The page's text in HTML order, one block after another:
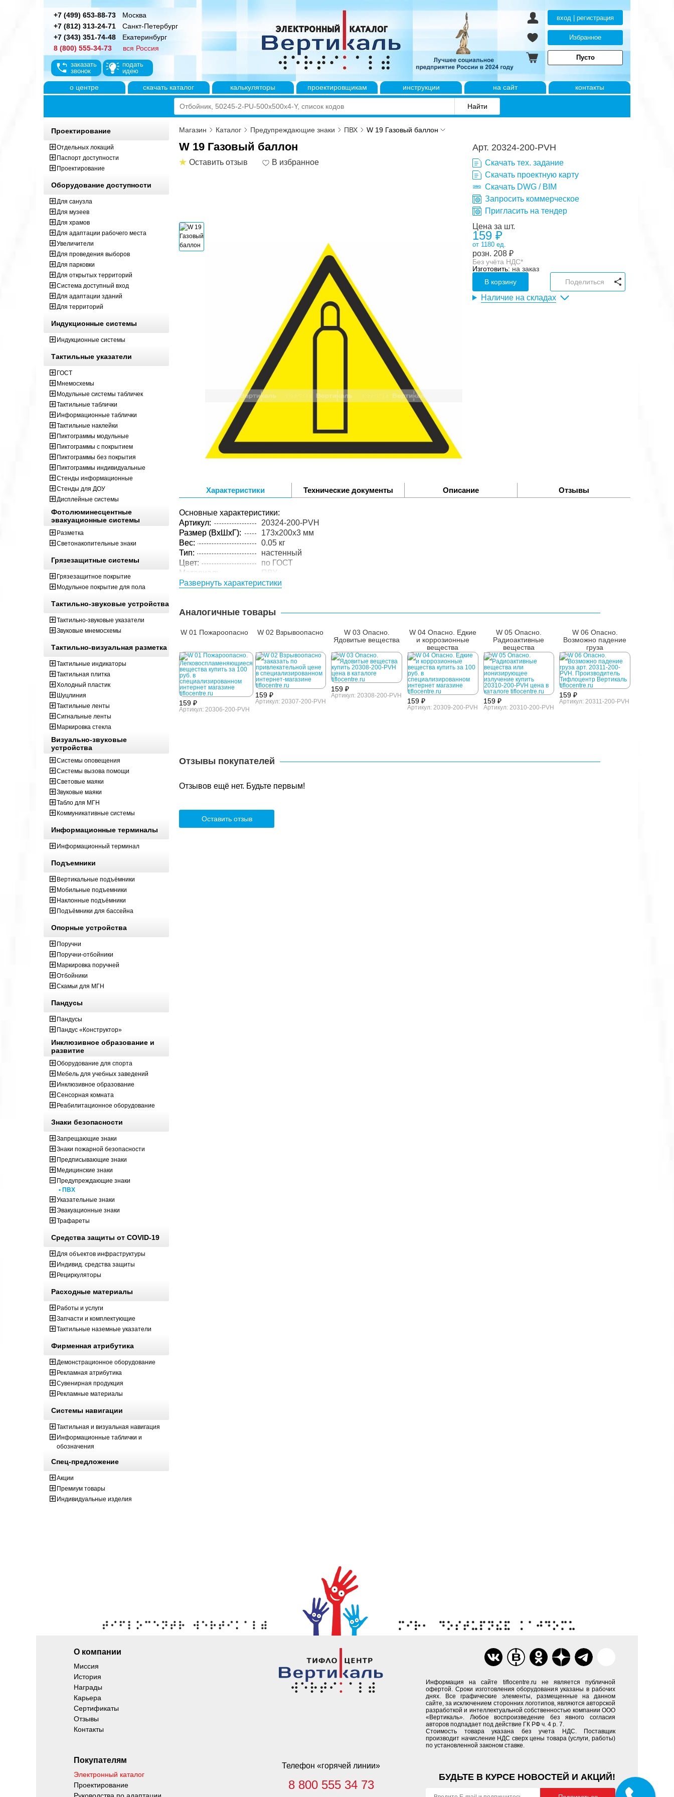
+7 (499) 653-88-73
Москва
+7 (812) 313-24-71
Санкт-Петербург
+7 (343) 351-74-48
Екатеринбург
8 (800) 555-34-73
вся Россия
заказать
звонок
подать
идею
вход | регистрация
Избранное
Пусто
о центре скачать каталог калькуляторы проектировщикам инструкции на сайт контакты
Магазин Каталог Предупреждающие знаки ПВХ W 19 Газовый баллон
W 19 Газовый баллон
Оставить отзыв
Арт. 20324-200-PVH
Скачать тех. задание
Скачать проектную карту
Скачать DWG / BIM
Запросить коммерческое
Пригласить на тендер
Цена за шт.
159 ₽
от 1180 ед.
розн. 208 ₽
Без учёта НДС*
Изготовить: на заказ
В корзину
Поделиться
Наличие на складах
Характеристики Технические документы Описание Отзывы
Основные характеристики:
Артикул:
20324-200-PVH
Размер (ВxШxГ):
173x200x3 мм
Вес:
0.05 кг
Тип:
настенный
Цвет:
по ГОСТ
Материал:
ПВХ
Толщина:
3 мм
Размер (ВxШxГ):
178x205x6 мм
Вес:
0.1 кг
Кол-во изделий в
Развернуть характеристики
Аналогичные товары
W 01 Пожароопасно
159 ₽
Артикул: 20306-200-PVH
W 02 Взрывоопасно
159 ₽
Артикул: 20307-200-PVH
W 03 Опасно.
Ядовитые вещества
159 ₽
Артикул: 20308-200-PVH
W 04 Опасно. Едкие
и коррозионные
вещества
159 ₽
Артикул: 20309-200-PVH
W 05 Опасно.
Радиоактивные
вещества
159 ₽
Артикул: 20310-200-PVH
W 06 Опасно.
Возможно падение
груза
159 ₽
Артикул: 20311-200-PVH
Отзывы покупателей
Отзывов ещё нет. Будьте первым!
Оставить отзыв
Проектирование
Отдельных локаций
Паспорт доступности
Проектирование
Оборудование доступности
Для санузла
Для музеев
Для храмов
Для адаптации рабочего места
Увеличители
Для проведения выборов
Для парковки
Для открытых территорий
Система доступный вход
Для адаптации зданий
Для территорий
Индукционные системы
Индукционные системы
Тактильные указатели
ГОСТ
Мнемосхемы
Модульные системы табличек
Тактильные таблички
Информационные таблички
Тактильные наклейки
Пиктограммы модульные
Пиктограммы с покрытием
Пиктограммы без покрытия
Пиктограммы индивидуальные
Стенды информационные
Стенды для ДОУ
Дисплейные системы
Фотолюминесцентные
эвакуационные системы
Разметка
Светонакопительные знаки
Грязезащитные системы
Грязезащитное покрытие
Модульное покрытие для пола
Тактильно-звуковые устройства
Тактильно-звуковые указатели
Звуковые мнемосхемы
Тактильно-визуальная разметка
Тактильные индикаторы
Тактильная плитка
Холодный пластик
Шуцлиния
Тактильные ленты
Сигнальные ленты
Маркировка стекла
Визуально-звуковые
устройства
Системы оповещения
Системы вызова помощи
Световые маяки
Звуковые маяки
Табло для МГН
Коммуникативные системы
Информационные терминалы
Информационный терминал
Подъемники
Вертикальные подъёмники
Мобильные подъемники
Наклонные подъёмники
Подъёмники для бассейна
Опорные устройства
Поручни
Поручни-отбойники
Маркировка поручней
Отбойники
Скамьи для МГН
Пандусы
Пандусы
Пандус «Конструктор»
Инклюзивное образование и
развитие
Оборудование для спорта
Мебель для учебных заведений
Инклюзивное образование
Сенсорная комната
Реабилитационное оборудование
Знаки безопасности
Запрещающие знаки
Знаки пожарной безопасности
Предписывающие знаки
Медицинские знаки
Предупреждающие знаки
• ПВХ
Указательные знаки
Эвакуационные знаки
Трафареты
Средства защиты от COVID-19
Для объектов инфраструктуры
Индивид. средства защиты
Рециркуляторы
Расходные материалы
Работы и услуги
Запчасти и комплектующие
Тактильные наземные указатели
Фирменная атрибутика
Демонстрационное оборудование
Рекламная атрибутика
Сувенирная продукция
Рекламные материалы
Системы навигации
Тактильная и визуальная навигация
Информационные таблички и
обозначения
Спец-предложение
Акции
Премиум товары
Индивидуальные изделия
О компании
Миссия
История
Награды
Карьера
Сертификаты
Отзывы
Контакты
Информация на сайте tiflocentre.ru не является публичной
офертой. Сроки изготовления оборудования указаны в рабочих
днях. Все графические элементы, размещенные на данном
сайте, за исключением сторонних логотипов, являются авторской
разработкой и интеллектуальной собственностью компании ООО
«Вертикаль». Любое воспроизведение без явного согласия
авторов подпадает под действие ГК РФ ч. 4 р. 7.
Стоимость товара указана без учета НДС. Поставщик
производит начисление НДС сверх цены товара (услуги, работы)
по установленной законом ставке.
Покупателям
Электронный каталог
Проектирование
Телефон «горячей линии»
8 800 555 34 73
БУДЬТЕ В КУРСЕ НОВОСТЕЙ И АКЦИЙ!